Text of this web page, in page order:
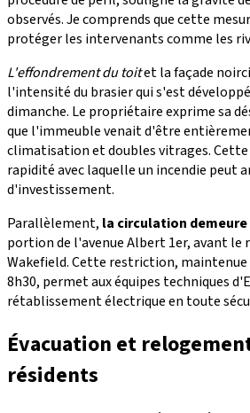
observés. Je comprends que cette
protéger les intervenants comme les
L'effondrement du toitet la façade
l'intensité du brasier qui s'est
dimanche. Le propriétaire exprime sa
que l'immeuble venait d'être
climatisation et doubles vitrages.
rapidité avec laquelle un incendie peut
d'investissement.
Parallèlement, la circulation
portion de l'avenue Albert 1er, avant le
Wakefield. Cette restriction, maintenue
8h30, permet aux équipes techniques
rétablissement électrique en toute
Évacuation et
résidents